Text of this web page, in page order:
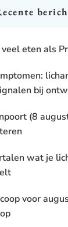
eten als
bij
(8
wat je
voor